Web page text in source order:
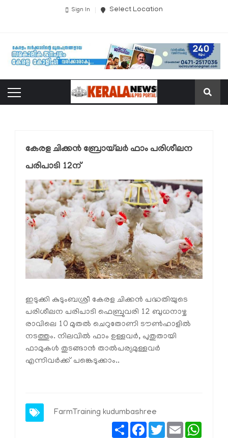
Sign In Select Location
കേരള ചിക്കന്‍ ബ്രോയ്‌ലര്‍ ഫാം പരിശീലന
പരിപാടി 12ന്
ഇടുക്കി കുടുംബശ്രീ കേരള ചിക്കന്‍ പദ്ധതിയുടെ
പരിശീലന പരിപാടി ഫെബ്രുവരി 12 ബുധനാഴ്ച
രാവിലെ 10 മുതല്‍ ചെറുതോണി ടൗണ്‍ഹാളില്‍
നടത്തും. നിലവില്‍ ഫാം ഉള്ളവര്‍, പുതുതായി
ഫാമുകൾ തുടങ്ങാൻ താൽപര്യമുള്ളവർ
എന്നിവർക്ക് പങ്കെടുക്കാം..
FarmTraining kudumbashree
ShareFacebook
TwitterEmail